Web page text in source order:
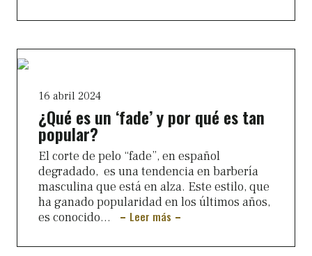
16 abril 2024
¿Qué es un ‘fade’ y por qué es tan
popular?
El corte de pelo “fade”, en español
degradado, es una tendencia en barbería
masculina que está en alza. Este estilo, que
ha ganado popularidad en los últimos años,
es conocido...
Leer más